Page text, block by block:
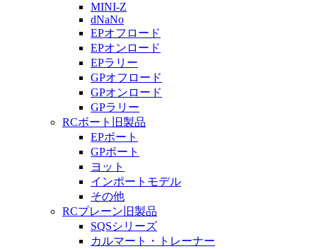
MINI-Z
dNaNo
EPオフロード
EPオンロード
EPラリー
GPオフロード
GPオンロード
GPラリー
RCボート旧製品
EPボート
GPボート
ヨット
インポートモデル
その他
RCプレーン旧製品
SQSシリーズ
カルマート・トレーナー